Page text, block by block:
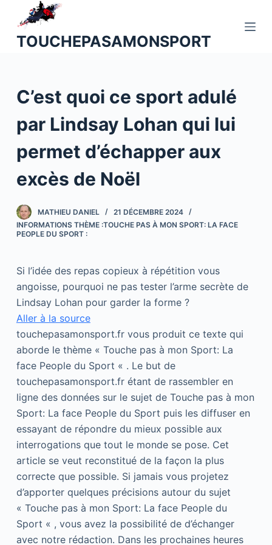
u
n
u
TOUCHEPASAMONSPORT
C’est quoi ce sport adulé
par Lindsay Lohan qui lui
permet d’échapper aux
excès de Noël
MATHIEU DANIEL
21 DÉCEMBRE 2024
INFORMATIONS THÈME :TOUCHE PAS À MON SPORT: LA FACE
PEOPLE DU SPORT :
Si l’idée des repas copieux à répétition vous
angoisse, pourquoi ne pas tester l’arme secrète de
Lindsay Lohan pour garder la forme ?
Aller à la source
touchepasamonsport.fr vous produit ce texte qui
aborde le thème « Touche pas à mon Sport: La
face People du Sport « . Le but de
touchepasamonsport.fr étant de rassembler en
ligne des données sur le sujet de Touche pas à mon
Sport: La face People du Sport puis les diffuser en
essayant de répondre du mieux possible aux
interrogations que tout le monde se pose. Cet
article se veut reconstitué de la façon la plus
correcte que possible. Si jamais vous projetez
d’apporter quelques précisions autour du sujet
« Touche pas à mon Sport: La face People du
Sport « , vous avez la possibilité de d’échanger
avec notre rédaction. Dans les prochaines heures